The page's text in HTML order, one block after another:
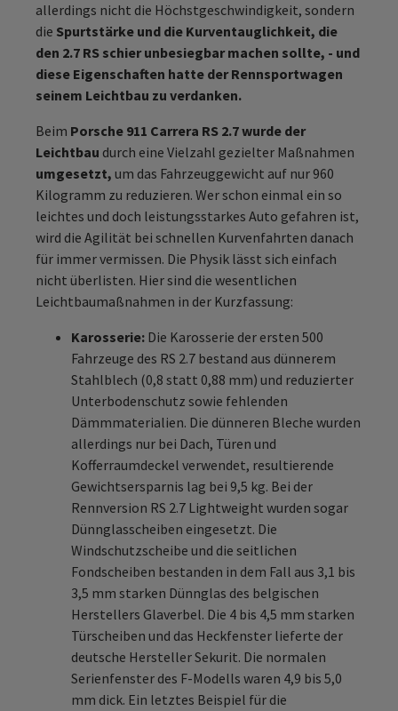
allerdings nicht die Höchstgeschwindigkeit, sondern
die Spurtstärke und die Kurventauglichkeit, die
den 2.7 RS schier unbesiegbar machen sollte, - und
diese Eigenschaften hatte der Rennsportwagen
seinem Leichtbau zu verdanken.
Beim Porsche 911 Carrera RS 2.7 wurde der
Leichtbau durch eine Vielzahl gezielter Maßnahmen
umgesetzt, um das Fahrzeuggewicht auf nur 960
Kilogramm zu reduzieren. Wer schon einmal ein so
leichtes und doch leistungsstarkes Auto gefahren ist,
wird die Agilität bei schnellen Kurvenfahrten danach
für immer vermissen. Die Physik lässt sich einfach
nicht überlisten. Hier sind die wesentlichen
Leichtbaumaßnahmen in der Kurzfassung:
Karosserie: Die Karosserie der ersten 500
Fahrzeuge des RS 2.7 bestand aus dünnerem
Stahlblech (0,8 statt 0,88 mm) und reduzierter
Unterbodenschutz sowie fehlenden
Dämmmaterialien. Die dünneren Bleche wurden
allerdings nur bei Dach, Türen und
Kofferraumdeckel verwendet, resultierende
Gewichtsersparnis lag bei 9,5 kg. Bei der
Rennversion RS 2.7 Lightweight wurden sogar
Dünnglasscheiben eingesetzt. Die
Windschutzscheibe und die seitlichen
Fondscheiben bestanden in dem Fall aus 3,1 bis
3,5 mm starken Dünnglas des belgischen
Herstellers Glaverbel. Die 4 bis 4,5 mm starken
Türscheiben und das Heckfenster lieferte der
deutsche Hersteller Sekurit. Die normalen
Serienfenster des F-Modells waren 4,9 bis 5,0
mm dick. Ein letztes Beispiel für die